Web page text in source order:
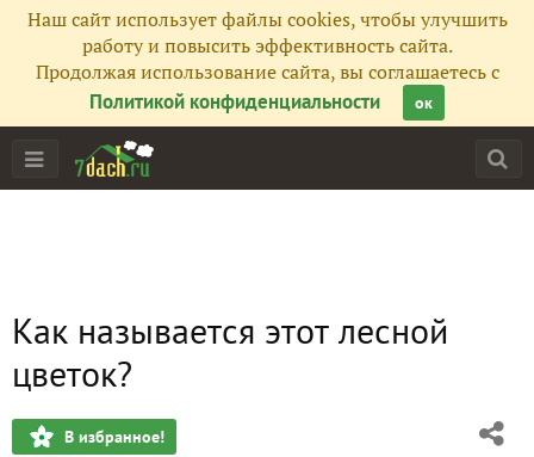
Наш сайт использует файлы cookies, чтобы улучшить
работу и повысить эффективность сайта.
Продолжая использование сайта, вы соглашаетесь с
Политикой конфиденциальности
ок
Как называется этот лесной
цветок?
В избранное!